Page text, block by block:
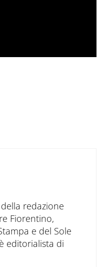
redazione
Fiorentino,
e del Sole
editorialista di